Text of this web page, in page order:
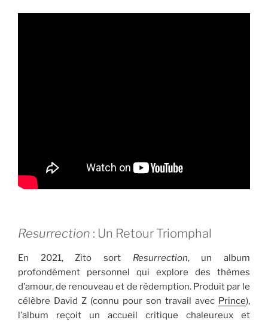
Resurrection : Un Retour Triomphal
En 2021, Zito sort Resurrection, un album
profondément personnel qui explore des thèmes
d’amour, de renouveau et de rédemption. Produit par le
célèbre David Z (connu pour son travail avec Prince),
l’album reçoit un accueil critique chaleureux et